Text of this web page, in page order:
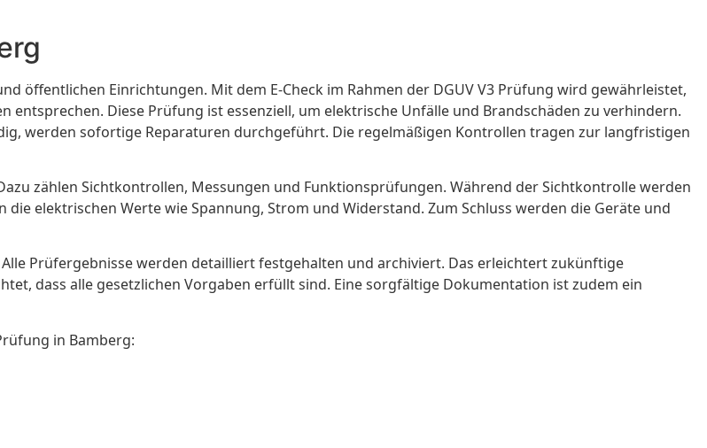
öffentlichen Einrichtungen. Mit dem E-Check im Rahmen der DGUV V3 Prüfung wird gewährleistet,
entsprechen. Diese Prüfung ist essenziell, um elektrische Unfälle und Brandschäden zu verhindern.
werden sofortige Reparaturen durchgeführt. Die regelmäßigen Kontrollen tragen zur langfristigen
zählen Sichtkontrollen, Messungen und Funktionsprüfungen. Während der Sichtkontrolle werden
elektrischen Werte wie Spannung, Strom und Widerstand. Zum Schluss werden die Geräte und
Prüfergebnisse werden detailliert festgehalten und archiviert. Das erleichtert zukünftige
dass alle gesetzlichen Vorgaben erfüllt sind. Eine sorgfältige Dokumentation ist zudem ein
in Bamberg: